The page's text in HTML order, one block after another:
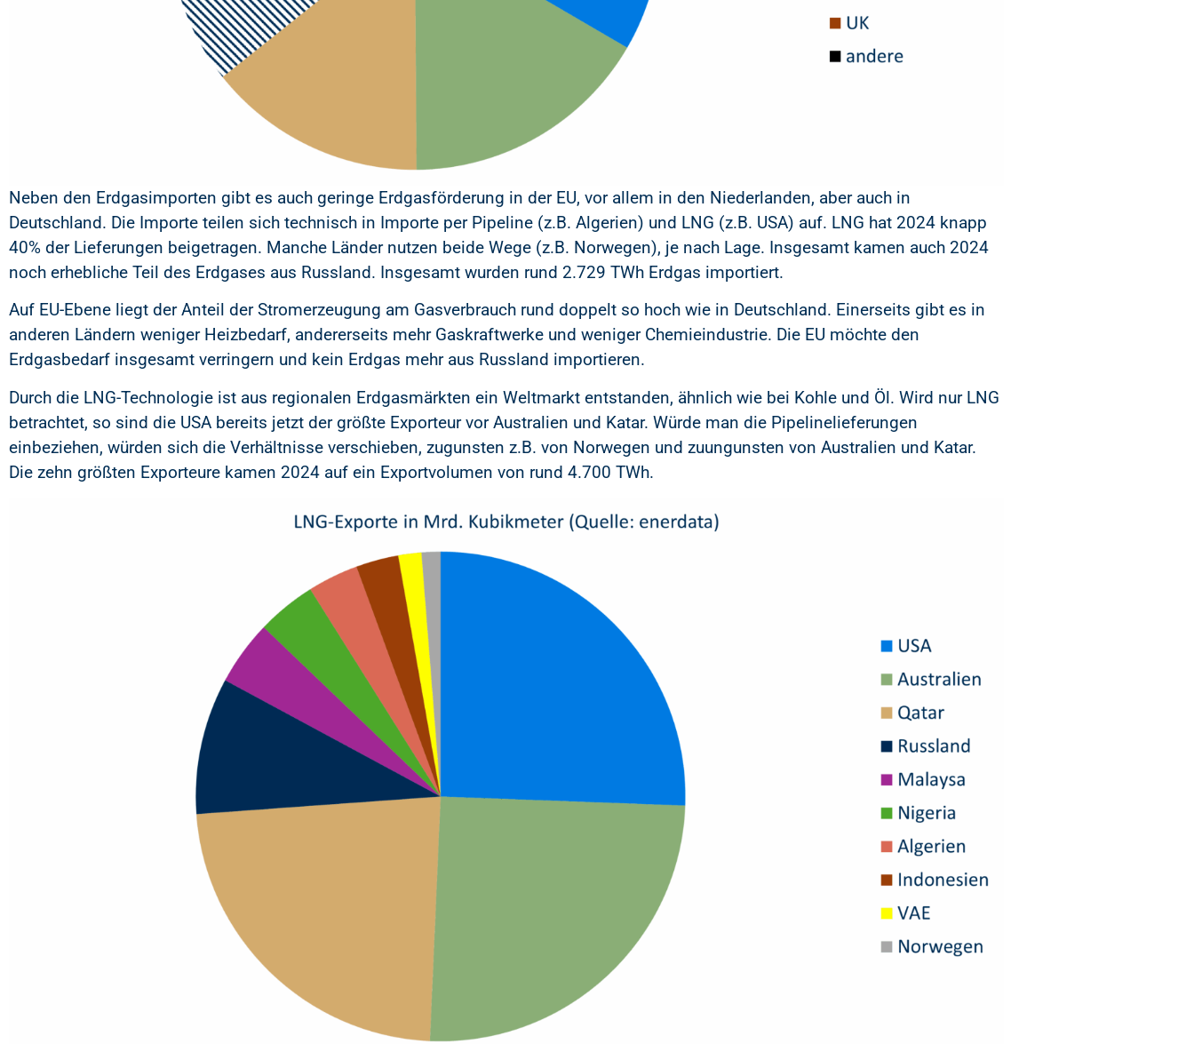
Neben den Erdgasimporten gibt es auch geringe Erdgasförderung in der EU, vor allem in den Niederlanden, aber auch in
Deutschland. Die Importe teilen sich technisch in Importe per Pipeline (z.B. Algerien) und LNG (z.B. USA) auf. LNG hat 2024 knapp
40% der Lieferungen beigetragen. Manche Länder nutzen beide Wege (z.B. Norwegen), je nach Lage. Insgesamt kamen auch 2024
noch erhebliche Teil des Erdgases aus Russland. Insgesamt wurden rund 2.729 TWh Erdgas importiert.
Auf EU-Ebene liegt der Anteil der Stromerzeugung am Gasverbrauch rund doppelt so hoch wie in Deutschland. Einerseits gibt es in
anderen Ländern weniger Heizbedarf, andererseits mehr Gaskraftwerke und weniger Chemieindustrie. Die EU möchte den
Erdgasbedarf insgesamt verringern und kein Erdgas mehr aus Russland importieren.
Durch die LNG-Technologie ist aus regionalen Erdgasmärkten ein Weltmarkt entstanden, ähnlich wie bei Kohle und Öl. Wird nur LNG
betrachtet, so sind die USA bereits jetzt der größte Exporteur vor Australien und Katar. Würde man die Pipelinelieferungen
einbeziehen, würden sich die Verhältnisse verschieben, zugunsten z.B. von Norwegen und zuungunsten von Australien und Katar.
Die zehn größten Exporteure kamen 2024 auf ein Exportvolumen von rund 4.700 TWh.